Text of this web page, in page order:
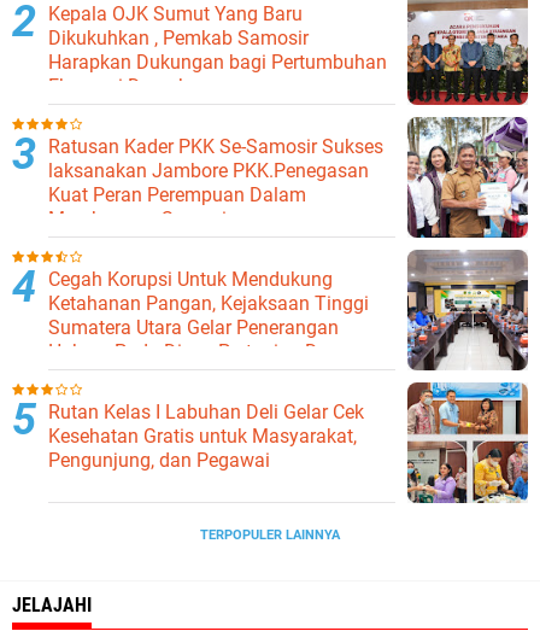
Kepala OJK Sumut Yang Baru
Dikukuhkan , Pemkab Samosir
Harapkan Dukungan bagi Pertumbuhan
Ekonomi Daerah
Ratusan Kader PKK Se-Samosir Sukses
laksanakan Jambore PKK.Penegasan
Kuat Peran Perempuan Dalam
Membangun Samosir.
Cegah Korupsi Untuk Mendukung
Ketahanan Pangan, Kejaksaan Tinggi
Sumatera Utara Gelar Penerangan
Hukum Pada Dinas Pertanian Dan
Ketahanan Pangan
Rutan Kelas I Labuhan Deli Gelar Cek
Kesehatan Gratis untuk Masyarakat,
Pengunjung, dan Pegawai
TERPOPULER LAINNYA
JELAJAHI